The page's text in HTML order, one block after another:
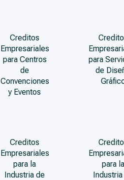
Creditos
Empresariales
para Centros
de
Convenciones
y Eventos
para
de
Creditos
Empresariales
para la
Industria de
para la